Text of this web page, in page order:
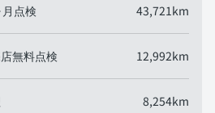
点検 43,721km
無料点検 12,992km
8,254km